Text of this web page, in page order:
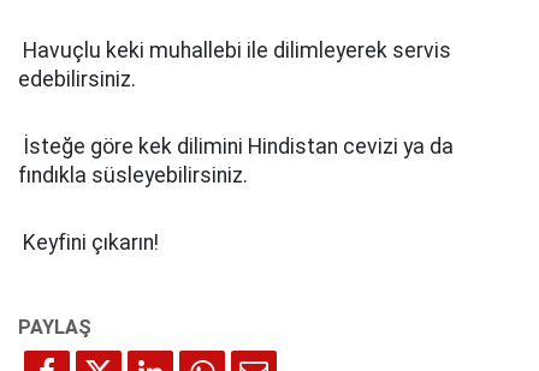
Havuçlu keki muhallebi ile dilimleyerek servis
edebilirsiniz.
İsteğe göre kek dilimini Hindistan cevizi ya da
fındıkla süsleyebilirsiniz.
Keyfini çıkarın!